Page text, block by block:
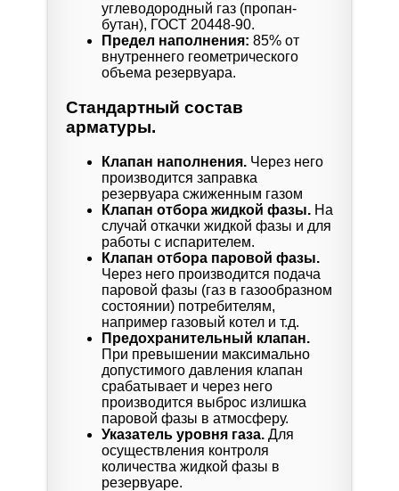
углеводородный газ (пропан-
бутан), ГОСТ 20448-90.
Предел наполнения: 85% от
внутреннего геометрического
объема резервуара.
Стандартный состав
арматуры.
Клапан наполнения. Через него
производится заправка
резервуара сжиженным газом
Клапан отбора жидкой фазы. На
случай откачки жидкой фазы и для
работы с испарителем.
Клапан отбора паровой фазы.
Через него производится подача
паровой фазы (газ в газообразном
состоянии) потребителям,
например газовый котел и т.д.
Предохранительный клапан.
При превышении максимально
допустимого давления клапан
срабатывает и через него
производится выброс излишка
паровой фазы в атмосферу.
Указатель уровня газа. Для
осуществления контроля
количества жидкой фазы в
резервуаре.